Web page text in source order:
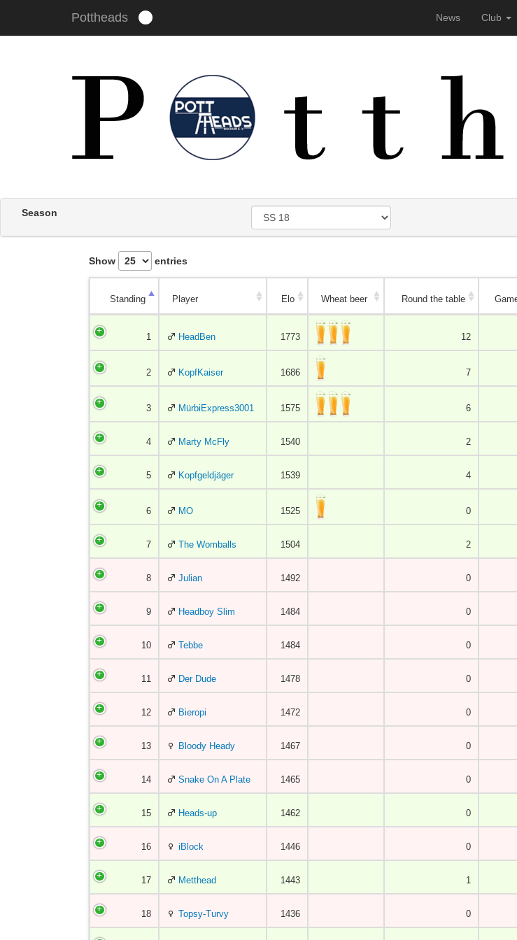
stimmen Sie der Verwendung von Cookies zu.
Pottheads News Club
Season
Show entries
Standing Player Elo Wheat beer Round the table
1 HeadBen 1773 12
2 KopfKaiser 1686 7
3 MürbiExpress3001 1575 6
4 Marty McFly 1540 2
5 Kopfgeldjäger 1539 4
6 MO 1525 0
7 The Womballs 1504 2
8 Julian 1492 0
9 Headboy Slim 1484 0
10 Tebbe 1484 0
11 Der Dude 1478 0
12 Bieropi 1472 0
13 Bloody Heady 1467 0
14 Snake On A Plate 1465 0
15 Heads-up 1462 0
16 iBlock 1446 0
17 Metthead 1443 1
18 Topsy-Turvy 1436 0